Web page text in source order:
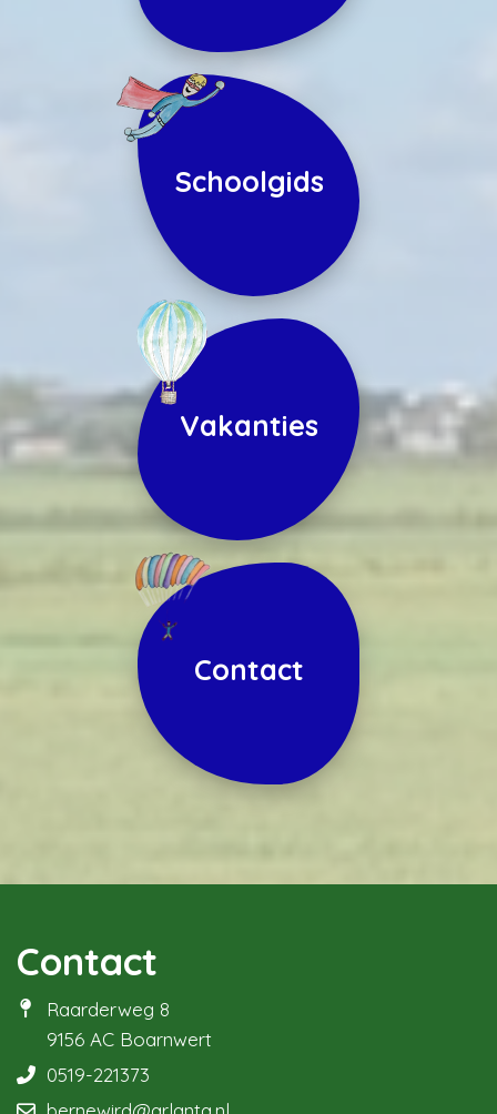
Schoolgids
Vakanties
Contact
Contact
Raarderweg 8
9156 AC Boarnwert
0519-221373